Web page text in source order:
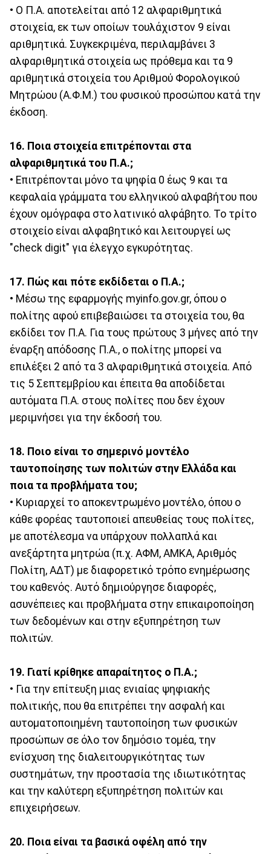
• Ο Π.Α. αποτελείται από 12 αλφαριθμητικά
στοιχεία, εκ των οποίων τουλάχιστον 9 είναι
αριθμητικά. Συγκεκριμένα, περιλαμβάνει 3
αλφαριθμητικά στοιχεία ως πρόθεμα και τα 9
αριθμητικά στοιχεία του Αριθμού Φορολογικού
Μητρώου (Α.Φ.Μ.) του φυσικού προσώπου κατά την
έκδοση.
16. Ποια στοιχεία επιτρέπονται στα
αλφαριθμητικά του Π.Α.;
• Επιτρέπονται μόνο τα ψηφία 0 έως 9 και τα
κεφαλαία γράμματα του ελληνικού αλφαβήτου που
έχουν ομόγραφα στο λατινικό αλφάβητο. Το τρίτο
στοιχείο είναι αλφαβητικό και λειτουργεί ως
"check digit" για έλεγχο εγκυρότητας.
17. Πώς και πότε εκδίδεται ο Π.Α.;
• Μέσω της εφαρμογής myinfo.gov.gr, όπου ο
πολίτης αφού επιβεβαιώσει τα στοιχεία του, θα
εκδίδει τον Π.Α. Για τους πρώτους 3 μήνες από την
έναρξη απόδοσης Π.Α., ο πολίτης μπορεί να
επιλέξει 2 από τα 3 αλφαριθμητικά στοιχεία. Από
τις 5 Σεπτεμβρίου και έπειτα θα αποδίδεται
αυτόματα Π.Α. στους πολίτες που δεν έχουν
μεριμνήσει για την έκδοσή του.
18. Ποιο είναι το σημερινό μοντέλο
ταυτοποίησης των πολιτών στην Ελλάδα και
ποια τα προβλήματα του;
• Κυριαρχεί το αποκεντρωμένο μοντέλο, όπου ο
κάθε φορέας ταυτοποιεί απευθείας τους πολίτες,
με αποτέλεσμα να υπάρχουν πολλαπλά και
ανεξάρτητα μητρώα (π.χ. ΑΦΜ, ΑΜΚΑ, Αριθμός
Πολίτη, ΑΔΤ) με διαφορετικό τρόπο ενημέρωσης
του καθενός. Αυτό δημιούργησε διαφορές,
ασυνέπειες και προβλήματα στην επικαιροποίηση
των δεδομένων και στην εξυπηρέτηση των
πολιτών.
19. Γιατί κρίθηκε απαραίτητος ο Π.Α.;
• Για την επίτευξη μιας ενιαίας ψηφιακής
πολιτικής, που θα επιτρέπει την ασφαλή και
αυτοματοποιημένη ταυτοποίηση των φυσικών
προσώπων σε όλο τον δημόσιο τομέα, την
ενίσχυση της διαλειτουργικότητας των
συστημάτων, την προστασία της ιδιωτικότητας
και την καλύτερη εξυπηρέτηση πολιτών και
επιχειρήσεων.
20. Ποια είναι τα βασικά οφέλη από την